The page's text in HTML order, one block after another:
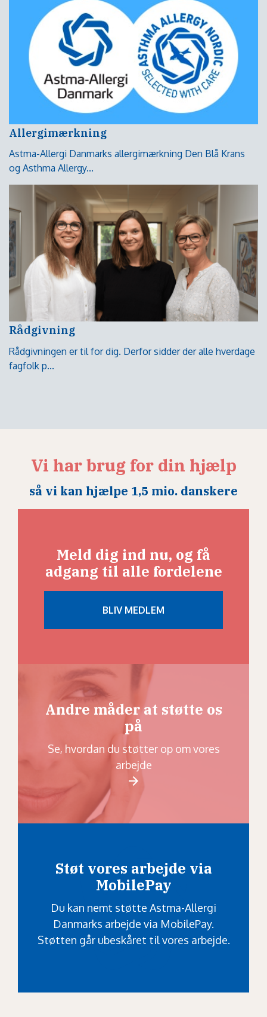
Allergimærkning
Astma-Allergi Danmarks allergimærkning Den Blå Krans
og Asthma Allergy...
Rådgivning
Rådgivningen er til for dig. Derfor sidder der alle hverdage
fagfolk p...
Vi har brug for din hjælp
så vi kan hjælpe 1,5 mio. danskere
Meld dig ind nu, og få
adgang til alle fordelene
Andre måder at støtte os
på
Se, hvordan du støtter op om vores
arbejde
Støt vores arbejde via
MobilePay
Du kan nemt støtte Astma-Allergi
Danmarks arbejde via MobilePay.
Støtten går ubeskåret til vores arbejde.